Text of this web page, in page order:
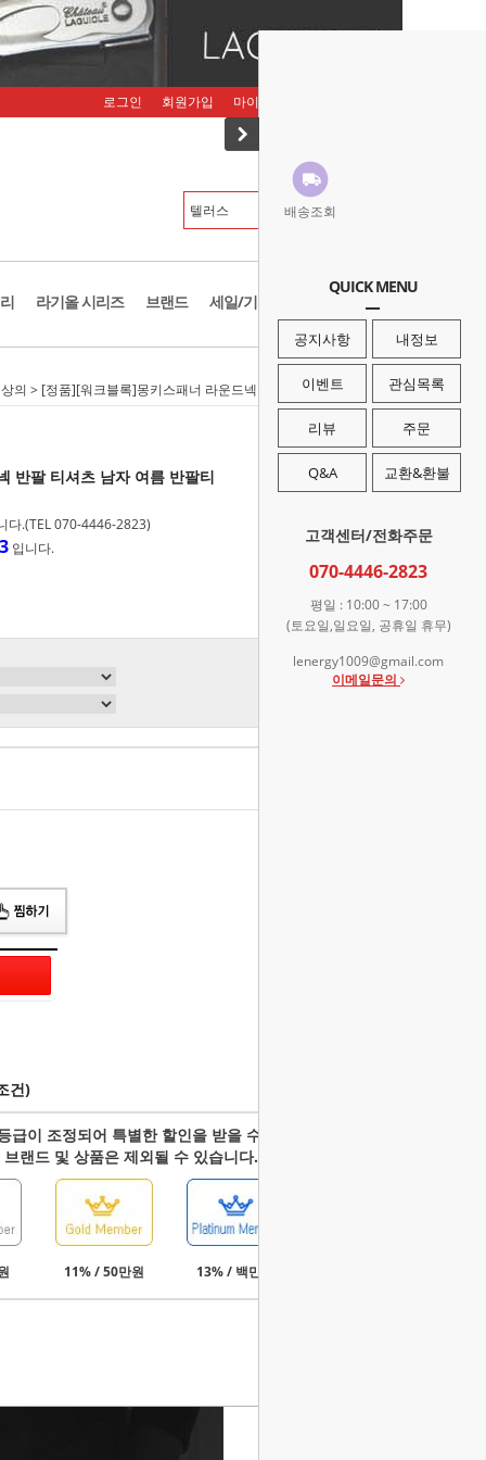
배송조회
QUICK MENU
공지사항 내정보
이벤트 관심목록
리뷰 주문
Q&A 교환&환불
고객센터/전화주문
070-4446-2823
평일 : 10:00 ~ 17:00
(토요일,일요일, 공휴일 휴무)
lenergy1009@gmail.com
이메일문의
로그인 회원가입 마이페이지
라기올 시리즈 브랜드 세일/기획존
상의 > [정품][워크블록]몽키스패너 라운드넥 반팔 티셔츠 남자 여름 반팔티
반팔 티셔츠 남자 여름 반팔티
다.(TEL 070-4446-2823)
입니다.
건)
급이 조정되어 특별한 할인을 받을 수 있습니다.
랜드 및 상품은 제외될 수 있습니다.
11% / 50만원 13% / 백만원